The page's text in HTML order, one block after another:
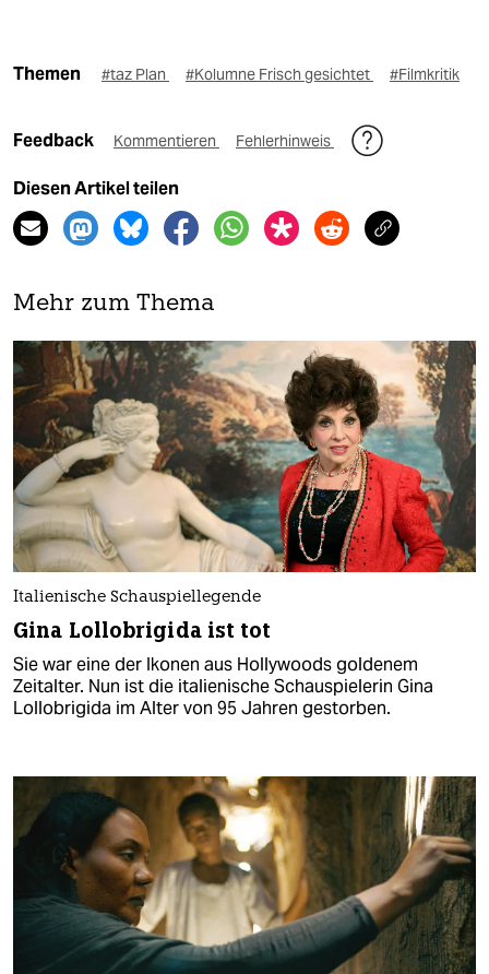
Themen #taz Plan #Kolumne Frisch gesichtet #Filmkritik
Feedback Kommentieren Fehlerhinweis
Diesen Artikel teilen
Mehr zum Thema
Italienische Schauspiellegende
Gina Lollobrigida ist tot
Sie war eine der Ikonen aus Hollywoods goldenem
Zeitalter. Nun ist die italienische Schauspielerin Gina
Lollobrigida im Alter von 95 Jahren gestorben.